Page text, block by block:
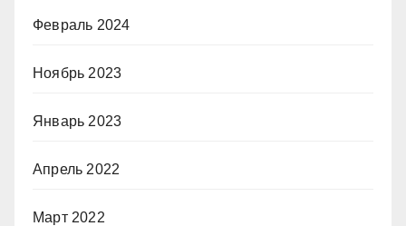
Февраль 2024
Ноябрь 2023
Январь 2023
Апрель 2022
Март 2022